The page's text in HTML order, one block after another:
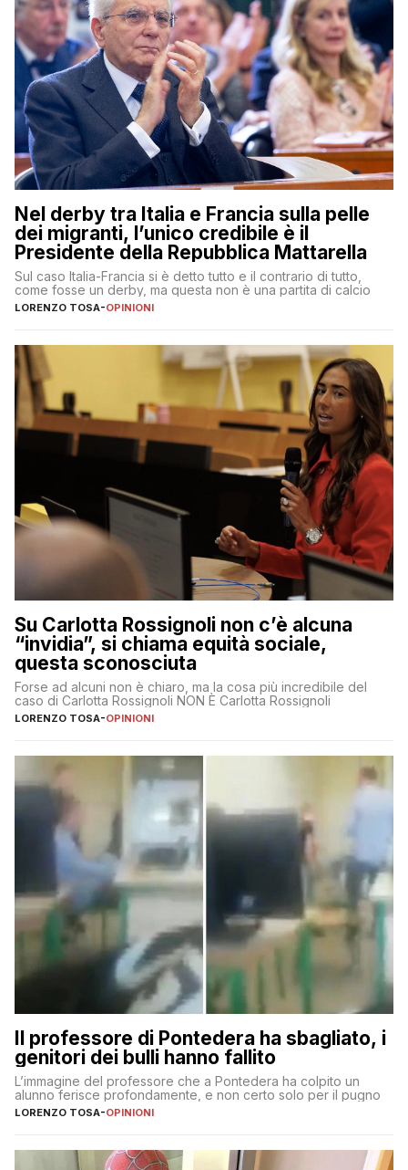
Nel derby tra Italia e Francia sulla pelle
dei migranti, l’unico credibile è il
Presidente della Repubblica Mattarella
Sul caso Italia-Francia si è detto tutto e il contrario di tutto,
come fosse un derby, ma questa non è una partita di calcio
LORENZO TOSA-OPINIONI
Su Carlotta Rossignoli non c’è alcuna
“invidia”, si chiama equità sociale,
questa sconosciuta
Forse ad alcuni non è chiaro, ma la cosa più incredibile del
caso di Carlotta Rossignoli NON È Carlotta Rossignoli
LORENZO TOSA-OPINIONI
Il professore di Pontedera ha sbagliato, i
genitori dei bulli hanno fallito
L’immagine del professore che a Pontedera ha colpito un
alunno ferisce profondamente, e non certo solo per il pugno
LORENZO TOSA-OPINIONI